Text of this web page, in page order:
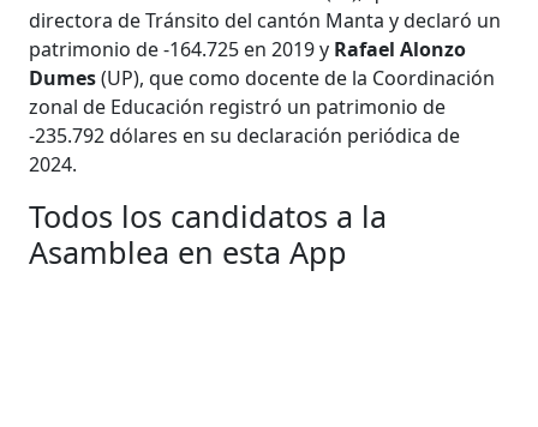
directora de Tránsito del cantón Manta y declaró un
patrimonio de -164.725 en 2019 y Rafael Alonzo
Dumes(UP), que como docente de la Coordinación
zonal de Educación registró un patrimonio de
-235.792 dólares en su declaración periódica de
2024.
Todos los candidatos a la
Asamblea en esta App